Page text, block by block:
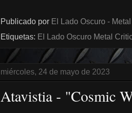
Publicado por El Lado Oscuro -
Etiquetas: El Lado Oscuro Metal
miércoles, 24 de mayo de 2023
Atavistia - "Cosmic